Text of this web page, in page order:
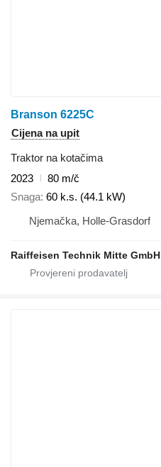
Branson 6225C
Cijena na upit
Traktor na kotačima
2023
80 m/č
Snaga 60 k.s. (44.1 kW)
Njemačka, Holle-Grasdorf
Raiffeisen Technik Mitte GmbH